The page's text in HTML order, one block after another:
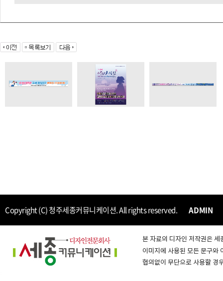
Copyright (C) 청주세종커뮤니케이션. All rights reserved. ADMIN